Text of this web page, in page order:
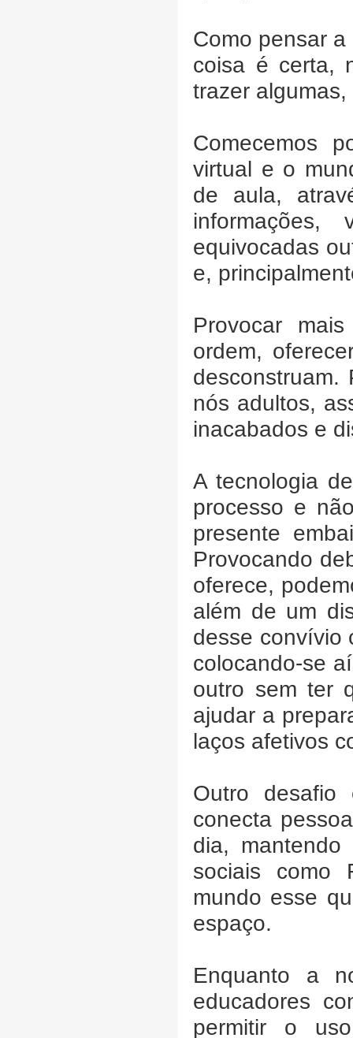
Como pensar
coisa é certa,
trazer
Comecemos
virtual e o
de aula,
informações,
equivocadas
e,
Provocar
ordem,
desconstruam.
nós adultos,
inacabados e
A tecnologia
processo e
presente
Provocando
oferece,
além de um
desse convívio
colocando-se
outro sem ter
ajudar a
laços afetivos
Outro
conecta
dia,
sociais como
mundo esse
espaço.
Enquanto a
educadores
permitir o